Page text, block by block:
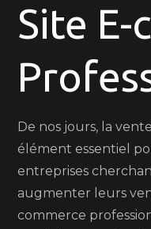
Site E-
De nos jours, la
élément essentiel
entreprises
augmenter leurs
commerce